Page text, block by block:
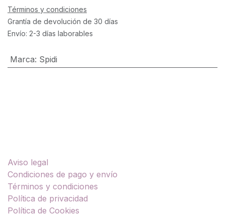
Términos y condiciones
Grantía de devolución de 30 días
Envío: 2-3 días laborables
Marca: Spidi
Aviso legal
Condiciones de pago y envío
Términos y condiciones
Política de privacidad
Política de Cookies